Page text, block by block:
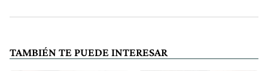
TAMBIÉN TE PUEDE INTERESAR